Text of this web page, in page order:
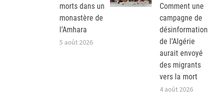
morts dans un
monastère de
l’Amhara
5 août 2026
Comment une
campagne de
désinformation
de l’Algérie
aurait envoyé
des migrants
vers la mort
4 août 2026